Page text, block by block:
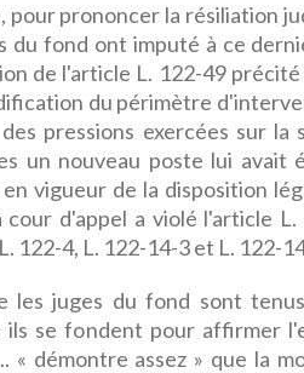
pour prononcer la résiliation
du fond ont imputé à ce
de l'article L. 122-49
du périmètre
pressions exercées sur
un nouveau poste lui
vigueur de la disposition
cour d'appel a violé l'article
122-4, L. 122-14-3 et L. 122-
les juges du fond sont
ils se fondent pour affirmer
« démontre assez » que la